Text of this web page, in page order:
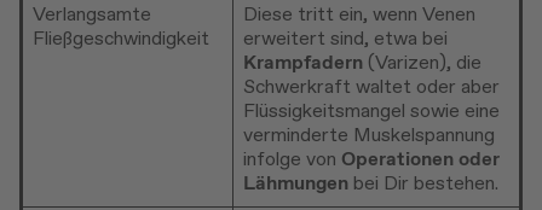
Verlangsamte
Fließgeschwindigkeit
Diese tritt ein, wenn Venen
erweitert sind, etwa bei
Krampfadern (Varizen), die
Schwerkraft waltet oder aber
Flüssigkeitsmangel sowie eine
verminderte Muskelspannung
infolge von Operationen oder
Lähmungen bei Dir bestehen.